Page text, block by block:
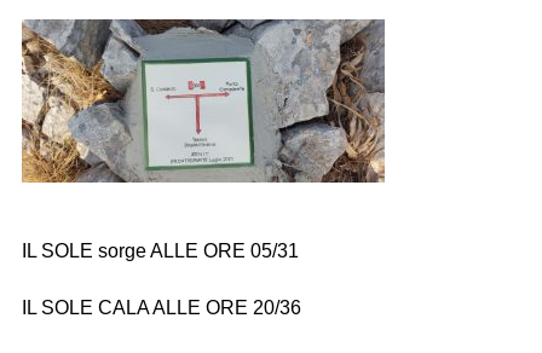
IL SOLE sorge ALLE ORE 05/31
IL SOLE CALA ALLE ORE 20/36